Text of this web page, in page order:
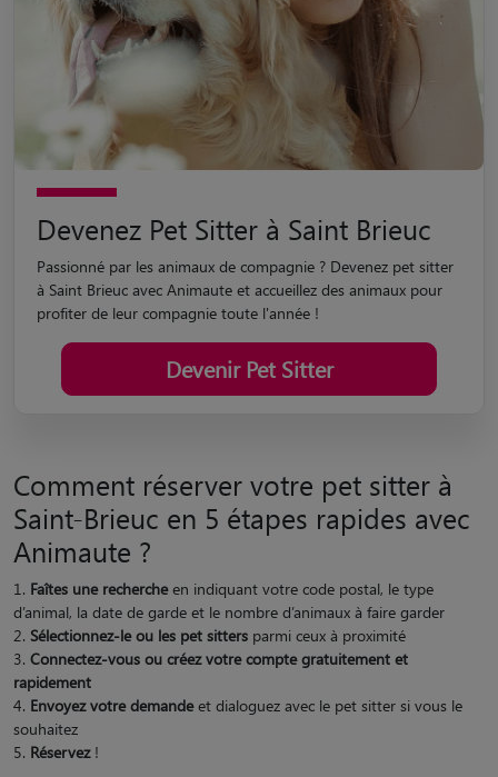
Devenez Pet Sitter à Saint Brieuc
Passionné par les animaux de compagnie ? Devenez pet sitter
à Saint Brieuc avec Animaute et accueillez des animaux pour
profiter de leur compagnie toute l'année !
Devenir Pet Sitter
Comment réserver votre pet sitter à
Saint-Brieuc en 5 étapes rapides avec
Animaute ?
Faîtes une rechercheen indiquant votre code postal, le type
d’animal, la date de garde et le nombre d’animaux à faire garder
Sélectionnez-le ou les pet sitters parmi ceux à proximité
Connectez-vous ou créez votre compte gratuitement et
rapidement
Envoyez votre demandeet dialoguez avec le pet sitter si vous le
souhaitez
Réservez !